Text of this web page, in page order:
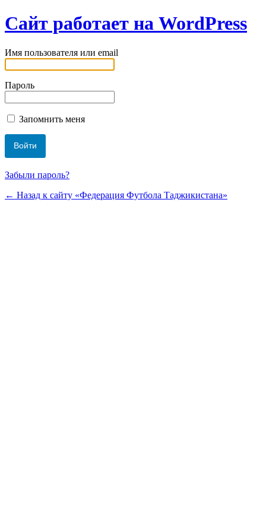
Сайт работает на WordPress
Имя пользователя или email
Пароль
Запомнить меня
Забыли пароль?
← Назад к сайту «Федерация Футбола Таджикистана»